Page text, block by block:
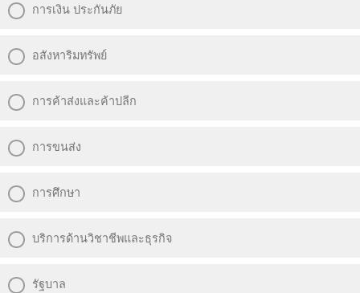
การเงิน ประกันภัย
อสังหาริมทรัพย์
การค้าส่งและค้าปลีก
การขนส่ง
การศึกษา
บริการด้านวิชาชีพและธุรกิจ
รัฐบาล